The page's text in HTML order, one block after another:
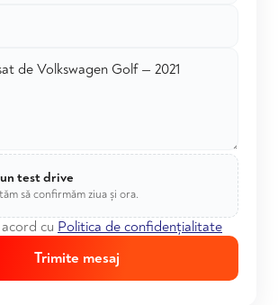
test drive
să confirmăm ziua și ora.
cu Politica de confidențialitate
Trimite mesaj